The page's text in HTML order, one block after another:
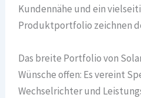
Kundennähe und ein
Produktportfolio zeichnen
Das breite Portfolio von
Wünsche offen: Es vereint
Wechselrichter und